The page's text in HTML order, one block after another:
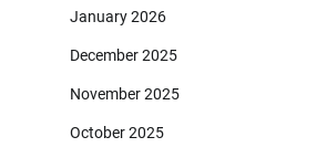
January 2026
December 2025
November 2025
October 2025